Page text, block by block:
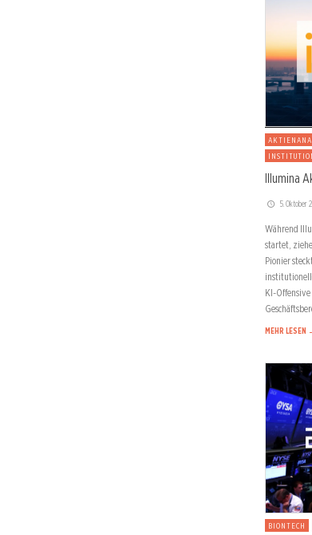
Illumina
5. Oktober
Während
startet,
Pionier
KI-
MEHR LESEN
BIONTECH